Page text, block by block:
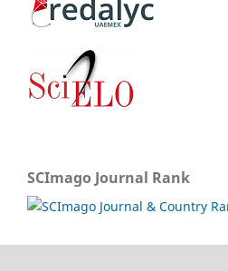
SCImago Journal Rank